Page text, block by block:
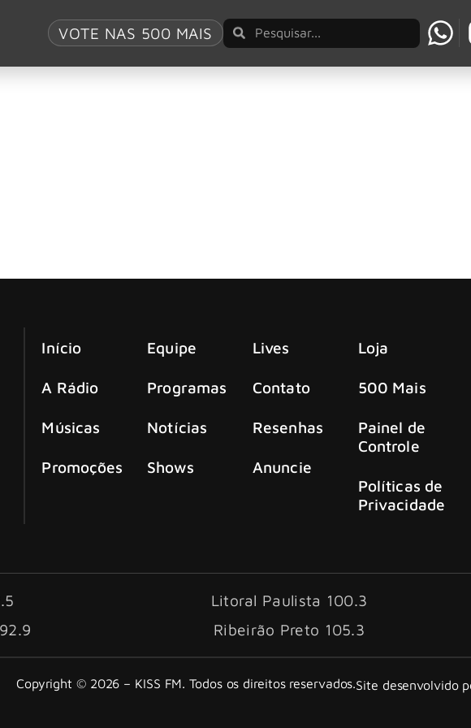
VOTE NAS 500 MAIS
Ares
Início
A Rádio
Músicas
Promoções
Equipe
Programas
Notícias
Shows
Lives
Contato
Resenhas
Anuncie
Loja
500 Mais
Painel de
Controle
Políticas de
Privacidade
Litoral Paulista 100.3
Ribeirão Preto 105.3
Copyright © 2026 – KISS FM. Todos os direitos reservados.Site desenvolvido